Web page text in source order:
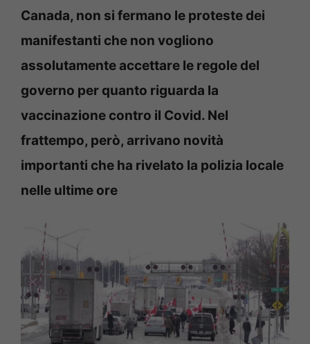
Canada, non si fermano le proteste dei
manifestanti che non vogliono
assolutamente accettare le regole del
governo per quanto riguarda la
vaccinazione contro il Covid. Nel
frattempo, però, arrivano novità
importanti che ha rivelato la polizia locale
nelle ultime ore